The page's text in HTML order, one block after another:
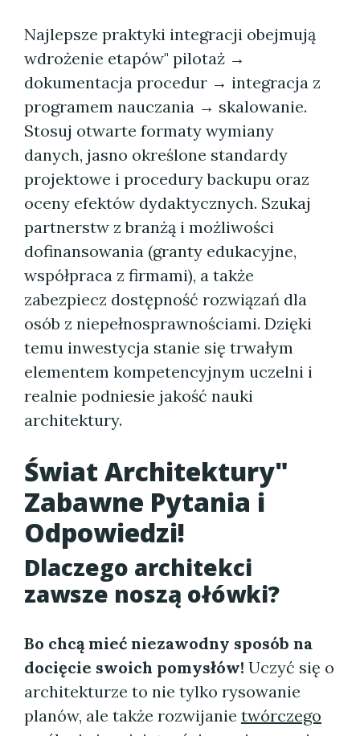
Najlepsze praktyki integracji obejmują
wdrożenie etapów" pilotaż →
dokumentacja procedur → integracja z
programem nauczania → skalowanie.
Stosuj otwarte formaty wymiany
danych, jasno określone standardy
projektowe i procedury backupu oraz
oceny efektów dydaktycznych. Szukaj
partnerstw z branżą i możliwości
dofinansowania (granty edukacyjne,
współpraca z firmami), a także
zabezpiecz dostępność rozwiązań dla
osób z niepełnosprawnościami. Dzięki
temu inwestycja stanie się trwałym
elementem kompetencyjnym uczelni i
realnie podniesie jakość nauki
architektury.
Świat Architektury"
Zabawne Pytania i
Odpowiedzi!
Dlaczego architekci
zawsze noszą ołówki?
Bo chcą mieć niezawodny sposób na
docięcie swoich pomysłów! Uczyć się o
architekturze to nie tylko rysowanie
planów, ale także rozwijanie twórczego